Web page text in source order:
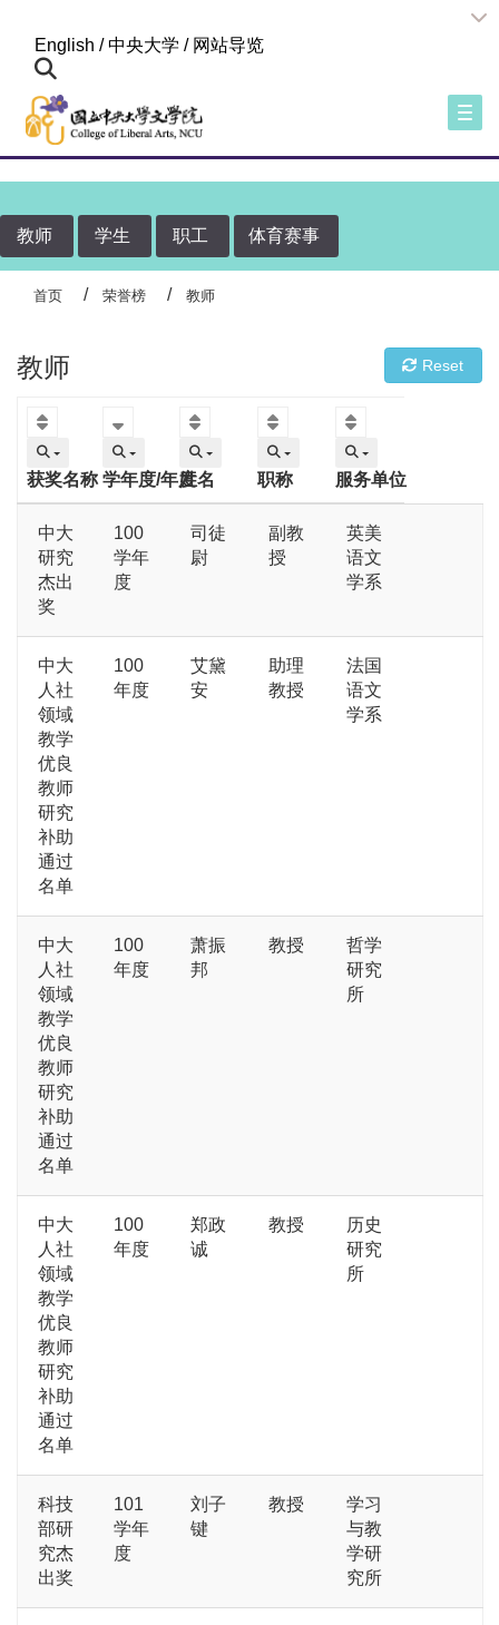
English /中央大学 / 网站导览
教师 学生 职工 体育赛事
首页 荣誉榜 教师
教师 Reset
获奖名称 学年度/年度姓名 职称 服务单位
中大
研究
杰出
奖
100
学年
度
司徒
尉
副教
授
英美
语文
学系
中大
人社
领域
教学
优良
教师
研究
补助
通过
名单
100
年度
艾黛
安
助理
教授
法国
语文
学系
中大
人社
领域
教学
优良
教师
研究
补助
通过
名单
100
年度
萧振
邦
教授
哲学
研究
所
中大
人社
领域
教学
优良
教师
研究
补助
通过
名单
100
年度
郑政
诚
教授
历史
研究
所
科技
部研
究杰
出奖
101
学年
度
刘子
键
教授
学习
与教
学研
究所